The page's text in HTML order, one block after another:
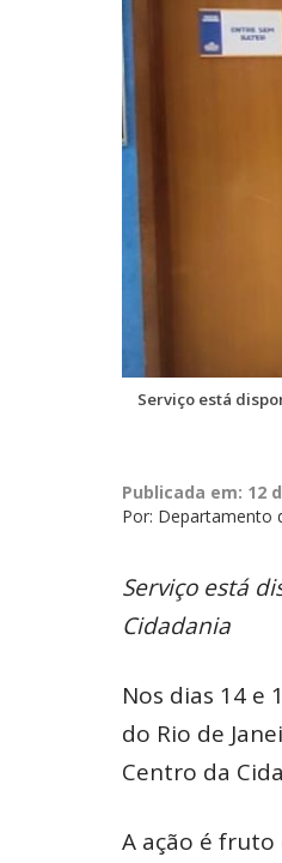
Serviço está
Publicada em: 12
Por: Departamento
Serviço está
Cidadania
Nos dias 14 e
do Rio de
Centro da
A ação é fruto